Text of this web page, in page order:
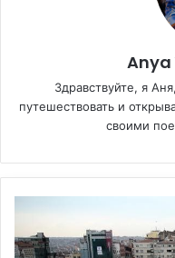
Здравствуйте, я
путешествовать и
своими
на